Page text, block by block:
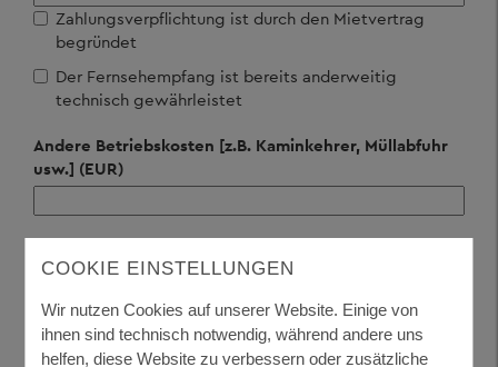
Zahlungsverpflichtung ist durch den Mietvertrag
begründet
Der Fernsehempfang ist bereits anderweitig
technisch gewährleistet
Andere Betriebskosten [z.B. Kaminkehrer, Müllabfuhr
usw.] (EUR)
COOKIE EINSTELLUNGEN
Wir nutzen Cookies auf unserer Website. Einige von
ihnen sind technisch notwendig, während andere uns
helfen, diese Website zu verbessern oder zusätzliche